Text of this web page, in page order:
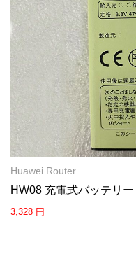
Huawei Router
HW08 充電式バッテリー
3,328 円